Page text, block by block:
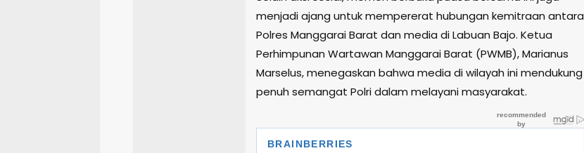
menjadi ajang untuk mempererat hubungan kemitraan antara
Polres Manggarai Barat dan media di Labuan Bajo. Ketua
Perhimpunan Wartawan Manggarai Barat (PWMB), Marianus
Marselus, menegaskan bahwa media di wilayah ini mendukung
penuh semangat Polri dalam melayani masyarakat.